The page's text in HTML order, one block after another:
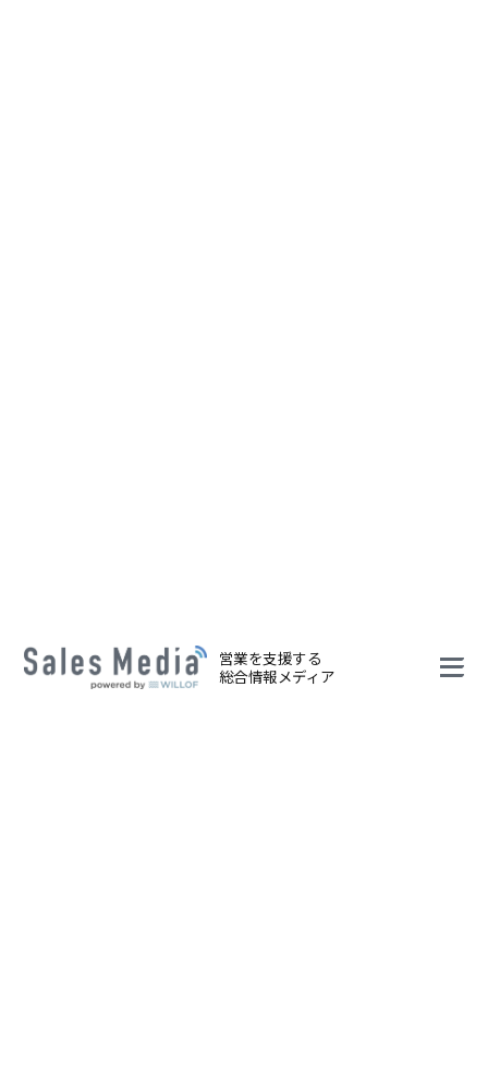
営業を支援する
総合情報メディア